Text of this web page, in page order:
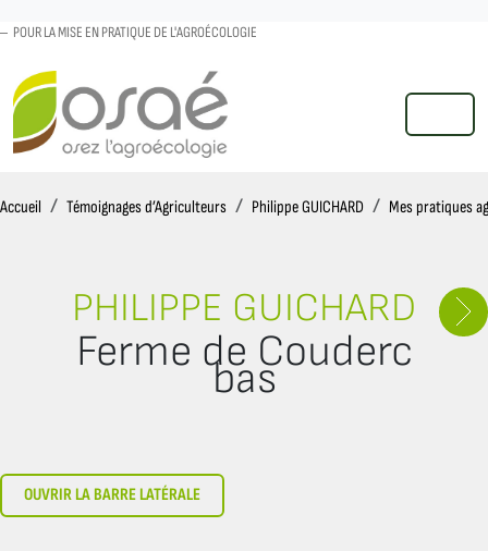
POUR LA MISE EN PRATIQUE DE L'AGROÉCOLOGIE
MENU
Accueil AccueilTémoignages d’Agriculteurs Philippe GUICHARD Mes pratiques
PHILIPPE GUICHARD
Ferme de Couderc
bas
OUVRIR LA BARRE LATÉRALE